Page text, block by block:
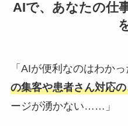
AIで、あなたの仕
「AIが便利なのはわか
の集客や患者さん対応
ージが湧かない……」